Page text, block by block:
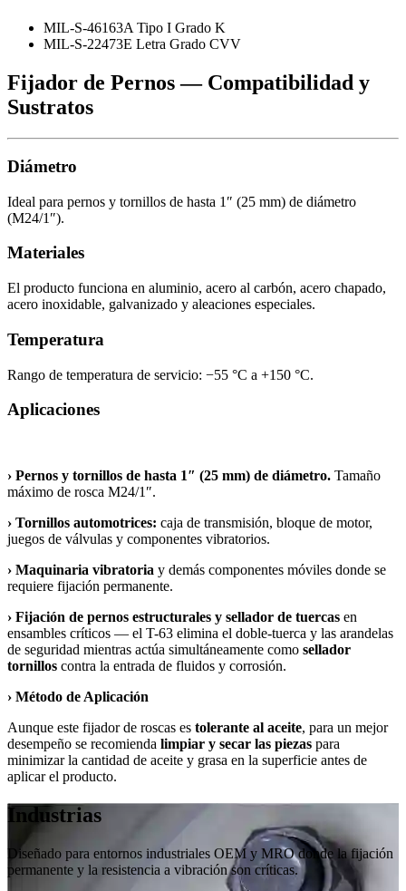
MIL-S-46163A Tipo I Grado K
MIL-S-22473E Letra Grado CVV
Fijador de Pernos — Compatibilidad y
Sustratos
Diámetro
Ideal para pernos y tornillos de hasta 1″ (25 mm) de diámetro
(M24/1″).
Materiales
El producto funciona en aluminio, acero al carbón, acero chapado,
acero inoxidable, galvanizado y aleaciones especiales.
Temperatura
Rango de temperatura de servicio: −55 °C a +150 °C.
Aplicaciones
› Pernos y tornillos de hasta 1″ (25 mm) de diámetro. Tamaño
máximo de rosca M24/1″.
› Tornillos automotrices: caja de transmisión, bloque de motor,
juegos de válvulas y componentes vibratorios.
› Maquinaria vibratoria y demás componentes móviles donde se
requiere fijación permanente.
› Fijación de pernos estructurales y sellador de tuercas en
ensambles críticos — el T-63 elimina el doble-tuerca y las arandelas
de seguridad mientras actúa simultáneamente como sellador
tornillos contra la entrada de fluidos y corrosión.
› Método de Aplicación
Aunque este fijador de roscas es tolerante al aceite, para un mejor
desempeño se recomienda limpiar y secar las piezas para
minimizar la cantidad de aceite y grasa en la superficie antes de
aplicar el producto.
Industrias
Diseñado para entornos industriales OEM y MRO donde la fijación
permanente y la resistencia a vibración son críticas.